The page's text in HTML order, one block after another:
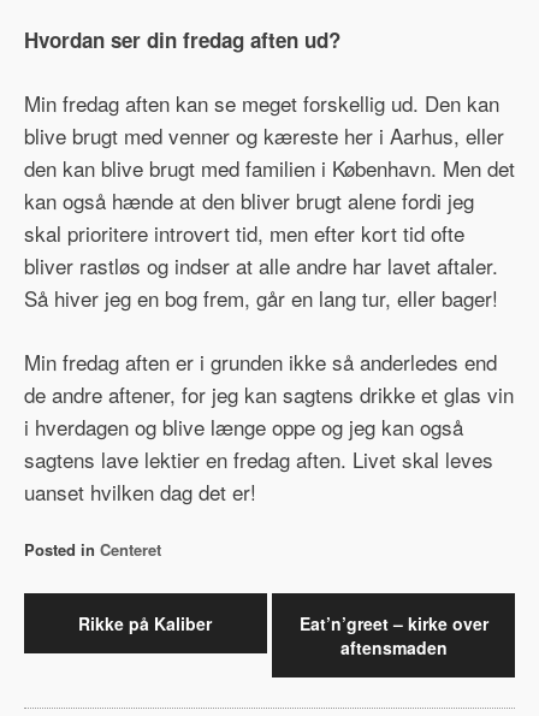
Hvordan ser din fredag aften ud?
Min fredag aften kan se meget forskellig ud. Den kan
blive brugt med venner og kæreste her i Aarhus, eller
den kan blive brugt med familien i København. Men det
kan også hænde at den bliver brugt alene fordi jeg
skal prioritere introvert tid, men efter kort tid ofte
bliver rastløs og indser at alle andre har lavet aftaler.
Så hiver jeg en bog frem, går en lang tur, eller bager!
Min fredag aften er i grunden ikke så anderledes end
de andre aftener, for jeg kan sagtens drikke et glas vin
i hverdagen og blive længe oppe og jeg kan også
sagtens lave lektier en fredag aften. Livet skal leves
uanset hvilken dag det er!
Posted in Centeret
Indlægsnavigation
Rikke på Kaliber
Eat’n’greet – kirke over
aftensmaden